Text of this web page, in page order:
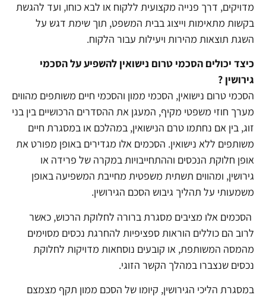
מדויקים, דרך פנייה מקצועית ללקוח או לבא כוחו, ועד להגשת
בקשות מתאימות וייצוג בבית המשפט, תוך שימת דגש על
השגת תוצאות מהירות ויעילות עבור הלקוח.
כיצד יכולים הסכמי טרום נישואין להשפיע על הסכמי
גירושין ?
הסכמי טרום נישואין, הסכמי ממון והסכמי חיים משותפים מהווים
מערך חוזי משפטי מקיף, המעגן את ההסדרים הרכושיים בין בני
זוג, בין אם נחתמו טרם הנישואין, במהלכם או במסגרת חיים
משותפים ללא נישואין. הסכמים אלו מגדירים באופן מפורט את
אופן חלוקת הנכסים וההתחייבויות במקרה של פרידה או
גירושין, ומהווים תשתית משפטית מחייבת המשפיעה באופן
משמעותי על תהליך גיבוש הסכם הגירושין.
הסכמים אלו מציבים מסגרת ברורה לחלוקת הרכוש, כאשר
לרוב הם כוללים הוראות ספציפיות להחרגת נכסים מסוימים
מהמסה המשותפת, או קובעים נוסחאות מדויקות לחלוקת
נכסים שנצברו במהלך הקשר הזוגי.
במסגרת הליכי הגירושין, קיומו של הסכם ממון תקף מצמצם